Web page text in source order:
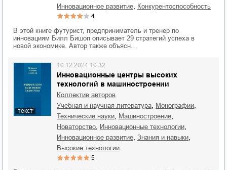
инновационное развитие конкурентоспособность
4
В этой книге футурист, предприниматель и тренер по
инновациям Билл Бишоп описывает 29 стратегий успеха в
новой экономике. Автор также объясн…
текст
Инновационные центры высоких
технологий в машиностроении
10.12.2024 10:32
Коллектив авторов
учебная и научная литература
монографии
технические науки машиностроение
новаторство инновационные технологии
инновационное развитие знания и навыки
высокие технологии
5